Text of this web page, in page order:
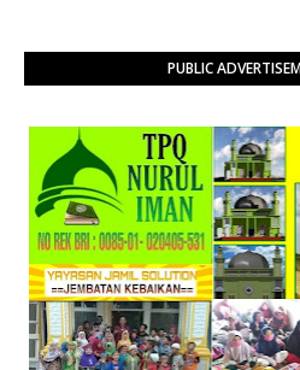
PUBLIC